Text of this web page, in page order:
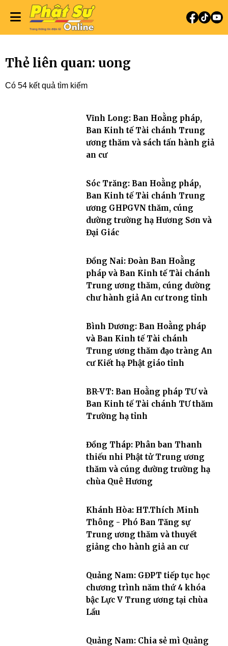
Thẻ liên quan: uong
Có 54 kết quả tìm kiếm
Vĩnh Long: Ban Hoằng pháp,
Ban Kinh tế Tài chánh Trung
ương thăm và sách tấn hành giả
an cư
Sóc Trăng: Ban Hoằng pháp,
Ban Kinh tế Tài chánh Trung
ương GHPGVN thăm, cúng
dường trường hạ Hương Sơn và
Đại Giác
Đồng Nai: Đoàn Ban Hoằng
pháp và Ban Kinh tế Tài chánh
Trung ương thăm, cúng dường
chư hành giả An cư trong tỉnh
Bình Dương: Ban Hoằng pháp
và Ban Kinh tế Tài chánh
Trung ương thăm đạo tràng An
cư Kiết hạ Phật giáo tỉnh
BR-VT: Ban Hoằng pháp TƯ và
Ban Kinh tế Tài chánh TƯ thăm
Trường hạ tỉnh
Đồng Tháp: Phân ban Thanh
thiếu nhi Phật tử Trung ương
thăm và cúng dường trường hạ
chùa Quê Hương
Khánh Hòa: HT.Thích Minh
Thông - Phó Ban Tăng sự
Trung ương thăm và thuyết
giảng cho hành giả an cư
Quảng Nam: GĐPT tiếp tục học
chương trình năm thứ 4 khóa
bậc Lực V Trung ương tại chùa
Lầu
Quảng Nam: Chia sẻ mì Quảng